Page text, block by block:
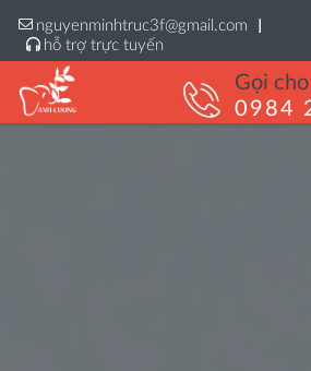
nguyenminhtruc3f@gmail.com
hỗ trợ trực tuyến
Gọi
0984